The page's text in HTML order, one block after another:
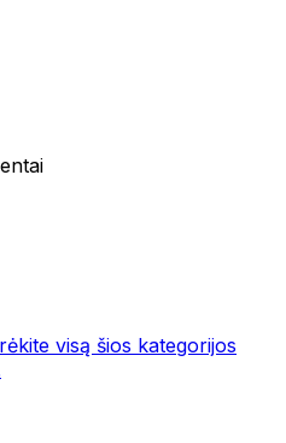
visą šios kategorijos